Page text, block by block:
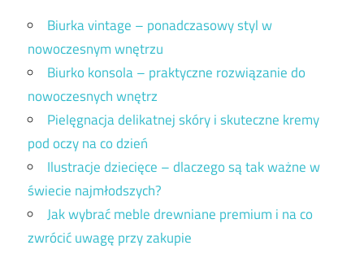
Biurka vintage – ponadczasowy styl w
nowoczesnym wnętrzu
Biurko konsola – praktyczne rozwiązanie do
nowoczesnych wnętrz
Pielęgnacja delikatnej skóry i skuteczne kremy
pod oczy na co dzień
Ilustracje dziecięce – dlaczego są tak ważne w
świecie najmłodszych?
Jak wybrać meble drewniane premium i na co
zwrócić uwagę przy zakupie